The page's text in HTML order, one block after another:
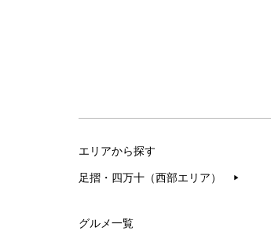
エリアから探す
足摺・四万十（西部エリア） ▶︎
グルメ一覧